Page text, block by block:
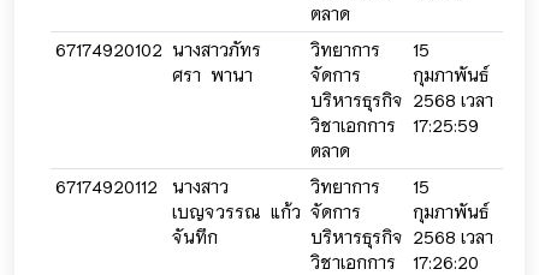
ตลาด
67174920102 นางสาวภัทร
ศรา พานา
วิทยาการ
จัดการ
บริหารธุรกิจ
วิชาเอกการ
ตลาด
15
กุมภาพันธ์
2568 เวลา
17:25:59
67174920112
นางสาว
เบญจวรรณ แก้ว
จันทึก
วิทยาการ
จัดการ
บริหารธุรกิจ
วิชาเอกการ
15
กุมภาพันธ์
2568 เวลา
17:26:20